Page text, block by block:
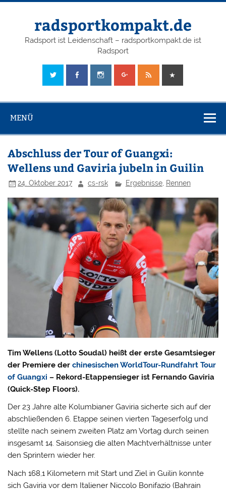
radsportkompakt.de
Radsport ist Leidenschaft – radsportkompakt.de ist
Radsport
MENÜ
Abschluss der Tour of Guangxi:
Wellens und Gaviria jubeln in Guilin
24. Oktober 2017 cs-rsk Ergebnisse, Rennen
Tim Wellens (Lotto Soudal) heißt der erste Gesamtsieger
der Premiere derchinesischen WorldTour-Rundfahrt Tour
of Guangxi – Rekord-Etappensieger ist Fernando Gaviria
(Quick-Step Floors).
Der 23 Jahre alte Kolumbianer Gaviria sicherte sich auf der
abschließenden 6. Etappe seinen vierten Tageserfolg und
stellte nach seinem zweiten Platz am Vortag durch seinen
insgesamt 14. Saisonsieg die alten Machtverhältnisse unter
den Sprintern wieder her.
Nach 168,1 Kilometern mit Start und Ziel in Guilin konnte
sich Gaviria vor dem Italiener Niccolo Bonifazio (Bahrain